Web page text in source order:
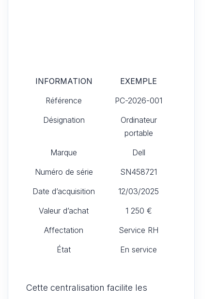
INFORMATION
EXEMPLE
Référence
PC-2026-001
Désignation
Ordinateur
portable
Marque
Dell
Numéro de série
SN458721
Date d’acquisition
12/03/2025
Valeur d’achat
1 250 €
Affectation
Service RH
État
En service
Cette centralisation facilite les